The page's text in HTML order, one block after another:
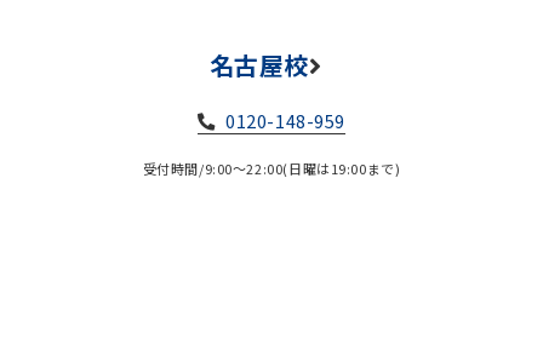
名古屋校
0120-148-959
受付時間/9:00～22:00(日曜は19:00まで)